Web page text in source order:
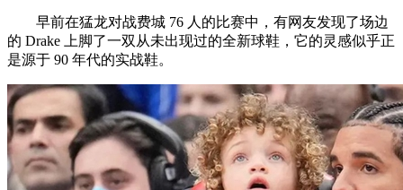
早前在猛龙对战费城 76 人的比赛中，有网友发现了场边
的 Drake 上脚了一双从未出现过的全新球鞋，它的灵感似乎正
是源于 90 年代的实战鞋。